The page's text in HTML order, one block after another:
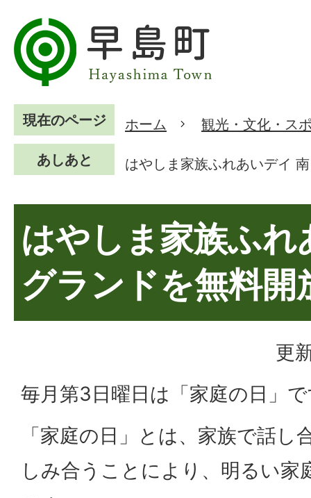
現在のページ ホーム 観光・文化・ス
あしあと はやしま家族ふれあいデイ
はやしま家族ふれ
グランドを無料開
更
毎月第3日曜日は「家庭の日」
「家庭の日」とは、家族で話し
しみ合うことにより、明るい家